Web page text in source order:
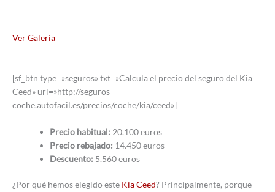
Ver Galería
[sf_btn type=»seguros» txt=»Calcula el precio del seguro del Kia
Ceed» url=»http://seguros-
coche.autofacil.es/precios/coche/kia/ceed»]
Precio habitual: 20.100 euros
Precio rebajado: 14.450 euros
Descuento: 5.560 euros
¿Por qué hemos elegido este Kia Ceed? Principalmente, porque